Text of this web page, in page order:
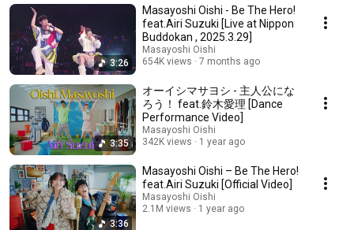
3:26
Masayoshi Oishi - Be The Hero!
feat.Airi Suzuki [Live at Nippon
Buddokan , 2025.3.29]
Masayoshi Oishi
654K views
7 months ago
3:35
オーイシマサヨシ - 主人公にな
ろう！ feat.鈴木愛理 [Dance
Performance Video]
Masayoshi Oishi
342K views
1 year ago
3:36
Masayoshi Oishi – Be The Hero!
feat.Airi Suzuki [Official Video]
Masayoshi Oishi
2.1M views
1 year ago